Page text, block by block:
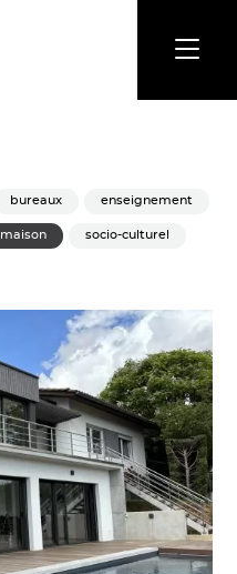
bureaux enseignement
maison socio-culturel